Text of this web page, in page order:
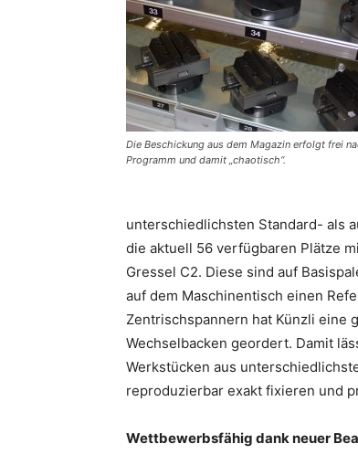
Die Beschickung aus dem Magazin erfolgt frei
Programm und damit „chaotisch“.
unterschiedlichsten Standard- als
die aktuell 56 verfügbaren Plätze
Gressel C2. Diese sind auf
auf dem Maschinentisch einen
Zentrischspannern hat Künzli eine
Wechselbacken geordert. Damit
Werkstücken aus
reproduzierbar exakt fixieren und
Wettbewerbsfähig dank neuer